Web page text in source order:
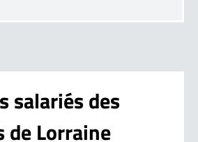
salariésdes
Lorraine